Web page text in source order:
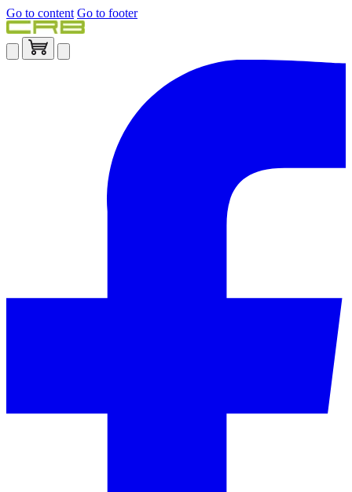
Go to content Go to footer